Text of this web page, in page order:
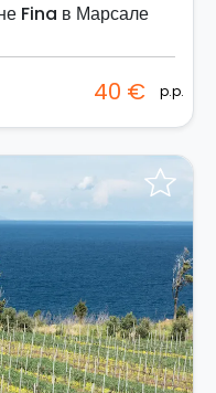
Fina в Марсале
40 € p.p.